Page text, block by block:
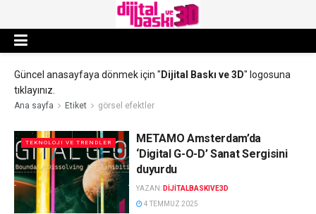
Güncel anasayfaya dönmek için " Dijital Baskı ve 3D" logosuna
tıklayınız.
Ana sayfa Etiket görsel efektler
TEKNOLOJI VE TRENDLER
METAMO Amsterdam’da
‘Digital G-O-D’ Sanat Sergisini
duyurdu
YAZAN: DIJITALBASKIVE3D
4 TEMMUZ 2025